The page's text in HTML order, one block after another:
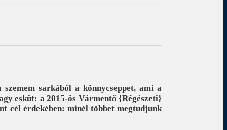
sarkából a könnycseppet, ami a
esküt: a 2015-ös Vármentő {Régészeti}
cél érdekében: minél többet megtudjunk